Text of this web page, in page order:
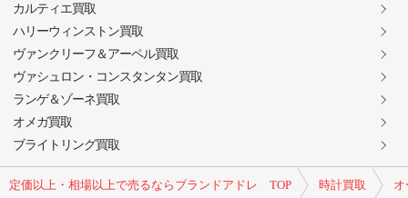
定価以上・相場以上で売るならブランドアドレ TOP 時計買取
カルティエ買取
ハリーウィンストン買取
ヴァンクリーフ＆アーペル買取
ヴァシュロン・コンスタンタン買取
ランゲ＆ゾーネ買取
オメガ買取
ブライトリング買取